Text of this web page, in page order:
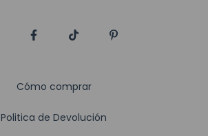
Cómo comprar
Politica de Devolución